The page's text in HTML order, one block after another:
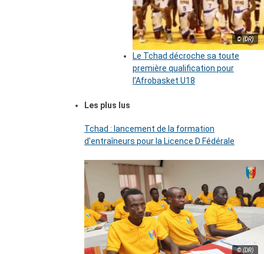
© (DR)
Le Tchad décroche sa toute
première qualification pour
l’Afrobasket U18
Les plus lus
Tchad : lancement de la formation
d’entraîneurs pour la Licence D Fédérale
© (DR)